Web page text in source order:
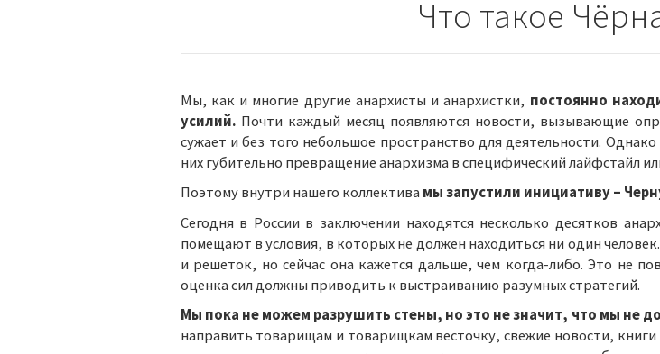
Что такое
Мы, как и многие другие анархисты и анархистки, постоянно
усилий.Почти каждый месяц появляются новости, вызывающие
сужает и без того небольшое пространство для деятельности.
них губительно превращение анархизма в специфический лайфстайл
Поэтому внутри нашего коллектива мы запустили инициативу –
Сегодня в России в заключении находятся несколько десятков
помещают в условия, в которых не должен находиться ни один
и решеток, но сейчас она кажется дальше, чем когда-либо. Это не
оценка сил должны приводить к выстраиванию разумных стратегий.
Мы пока не можем разрушить стены, но это не значит, что мы не
направить товарищам и товарищкам весточку, свежие новости,